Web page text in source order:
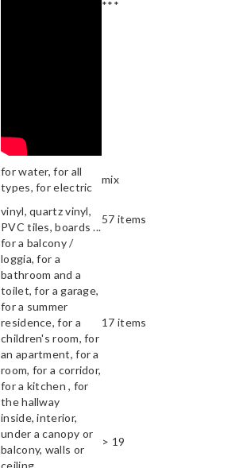
***
for water, for all
types, for electric
mix
vinyl, quartz vinyl,
PVC tiles, boards ...
57 items
for a balcony /
loggia, for a
bathroom and a
toilet, for a garage,
for a summer
residence, for a
children's room, for
an apartment, for a
room, for a corridor,
for a kitchen , for
the hallway
17 items
inside, interior,
under a canopy or
balcony, walls or
> 19